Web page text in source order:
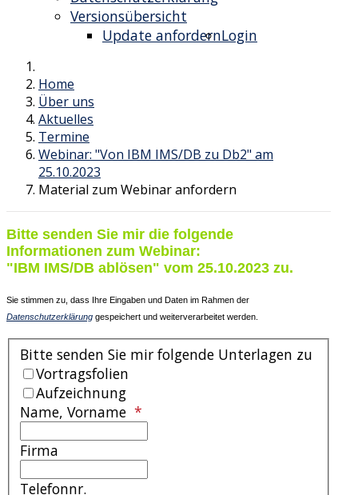
Versionsübersicht
Update anfordernLogin
Home
Über uns
Aktuelles
Termine
Webinar: "Von IBM IMS/DB zu Db2" am
25.10.2023
Material zum Webinar anfordern
Bitte senden Sie mir die folgende
Informationen zum Webinar:
"IBM IMS/DB ablösen" vom 25.10.2023 zu.
Sie stimmen zu, dass Ihre Eingaben und Daten im Rahmen der
Datenschutzerklärung gespeichert und weiterverarbeitet werden.
Bitte senden Sie mir folgende Unterlagen zu
Vortragsfolien
Aufzeichnung
Name, Vorname
Firma
Telefonnr.